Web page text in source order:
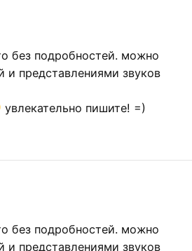
без подробностей. можно
и представлениями звуков
увлекательно пишите! =)
без подробностей. можно
и представлениями звуков